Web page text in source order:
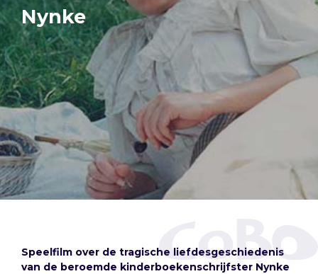
Nynke
Speelfilm over de tragische liefdesgeschiedenis
van de beroemde kinderboekenschrijfster Nynke